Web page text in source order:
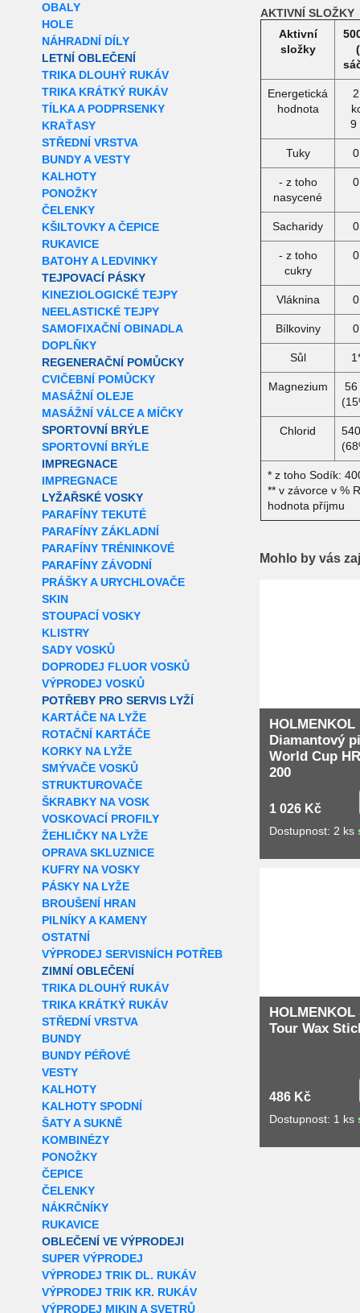
OBALY
HOLE
NÁHRADNÍ DÍLY
LETNÍ OBLEČENÍ
TRIKA DLOUHÝ RUKÁV
TRIKA KRÁTKÝ RUKÁV
TÍLKA A PODPRSENKY
KRAŤASY
STŘEDNÍ VRSTVA
BUNDY A VESTY
KALHOTY
PONOŽKY
ČELENKY
KŠILTOVKY A ČEPICE
RUKAVICE
BATOHY A LEDVINKY
TEJPOVACÍ PÁSKY
KINEZIOLOGICKÉ TEJPY
NEELASTICKÉ TEJPY
SAMOFIXAČNÍ OBINADLA
DOPLŇKY
REGENERAČNÍ POMŮCKY
CVIČEBNÍ POMŮCKY
MASÁŽNÍ OLEJE
MASÁŽNÍ VÁLCE A MÍČKY
SPORTOVNÍ BRÝLE
SPORTOVNÍ BRÝLE
IMPREGNACE
IMPREGNACE
LYŽAŘSKÉ VOSKY
PARAFÍNY TEKUTÉ
PARAFÍNY ZÁKLADNÍ
PARAFÍNY TRÉNINKOVÉ
PARAFÍNY ZÁVODNÍ
PRÁŠKY A URYCHLOVAČE
SKIN
STOUPACÍ VOSKY
KLISTRY
SADY VOSKŮ
DOPRODEJ FLUOR VOSKŮ
VÝPRODEJ VOSKŮ
POTŘEBY PRO SERVIS LYŽÍ
KARTÁČE NA LYŽE
ROTAČNÍ KARTÁČE
KORKY NA LYŽE
SMÝVAČE VOSKŮ
STRUKTUROVAČE
ŠKRABKY NA VOSK
VOSKOVACÍ PROFILY
ŽEHLIČKY NA LYŽE
OPRAVA SKLUZNICE
KUFRY NA VOSKY
PÁSKY NA LYŽE
BROUŠENÍ HRAN
PILNÍKY A KAMENY
OSTATNÍ
VÝPRODEJ SERVISNÍCH POTŘEB
ZIMNÍ OBLEČENÍ
TRIKA DLOUHÝ RUKÁV
TRIKA KRÁTKÝ RUKÁV
STŘEDNÍ VRSTVA
BUNDY
BUNDY PÉŘOVÉ
VESTY
KALHOTY
KALHOTY SPODNÍ
ŠATY A SUKNĚ
KOMBINÉZY
PONOŽKY
ČEPICE
ČELENKY
NÁKRČNÍKY
RUKAVICE
OBLEČENÍ VE VÝPRODEJI
SUPER VÝPRODEJ
VÝPRODEJ TRIK DL. RUKÁV
VÝPRODEJ TRIK KR. RUKÁV
VÝPRODEJ MIKIN A SVETRŮ
AKTIVNÍ SLOŽKY
Aktivní
složky
Energetická
hodnota
9
Tuky
- z toho
nasycené
Sacharidy
- z toho
cukry
Vláknina
Bílkoviny
Sůl
Magnezium
56
Chlorid
* z toho Sodík:
** v závorce v %
hodnota příjmu
Mohlo by vás
HOLMENKOL
Diamantový
World Cup
200
1 026 Kč
Dostupnost: 2 ks
HOLMENKOL
Tour Wax
486 Kč
Dostupnost: 1 ks